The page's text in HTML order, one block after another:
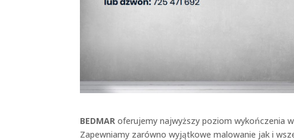
BEDMAR oferujemy najwyższy poziom wykończenia
Zapewniamy zarówno wyjątkowe malowanie jak i